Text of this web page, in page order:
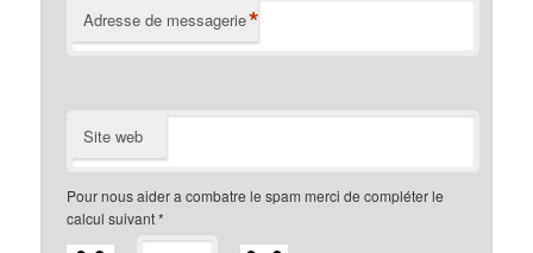
Adresse de messagerie*
Site web
Pour nous aider a combatre le spam merci de compléter le
calcul suivant*